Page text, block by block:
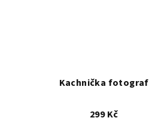
Kachnička fotograf
299 Kč